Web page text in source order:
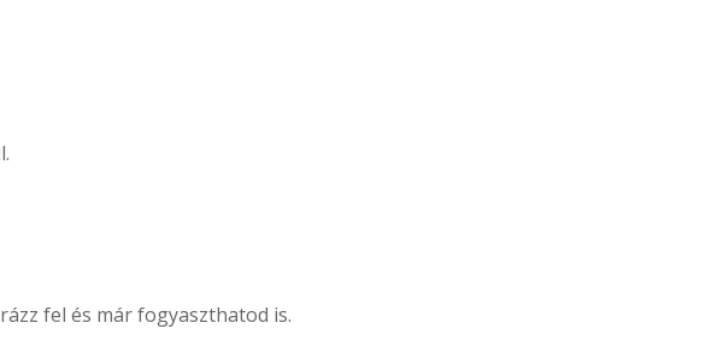
fel és már fogyaszthatod is.